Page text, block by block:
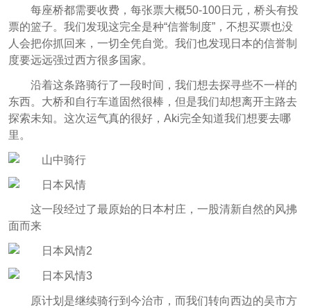
每座桥都需要收费，每张票大概50-100日元，桥头有投
票的篮子。我们发现这完全是种“信誉制度”，不想买票也没
人会把你抓回来，一切全凭自觉。我们也发现日本的信誉制
度要远远强过西方很多国家。
沿着这条路骑行了一段时间，我们想去探寻些不一样的
东西。大桥和自行车道固然很棒，但是我们却想离开主路去
探索未知。这次运气真的很好，Aki完全知道我们想要去哪
里。
这一段经过了最原始的日本村庄，一股清新自然的风拂
面而来
原计划是继续骑行到今治市，而我们转向西边的吴市方